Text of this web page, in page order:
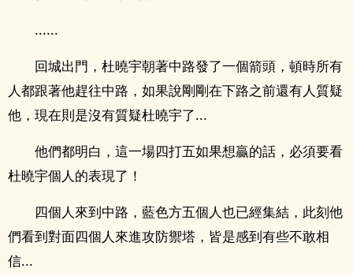
......
回城出門，杜曉宇朝著中路發了一個箭頭，頓時所有
人都跟著他趕往中路，如果說剛剛在下路之前還有人質疑
他，現在則是沒有質疑杜曉宇了...
他們都明白，這一場四打五如果想贏的話，必須要看
杜曉宇個人的表現了！
四個人來到中路，藍色方五個人也已經集結，此刻他
們看到對面四個人來進攻防禦塔，皆是感到有些不敢相
信...